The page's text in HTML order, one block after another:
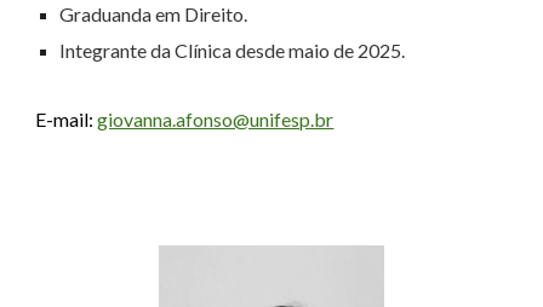
Graduanda em Direito.
Integrante da Clínica desdemaio de 2025.
E-mail: giovanna.afonso@unifesp.br